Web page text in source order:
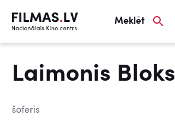
Meklēt
Laimonis Bloks
šoferis